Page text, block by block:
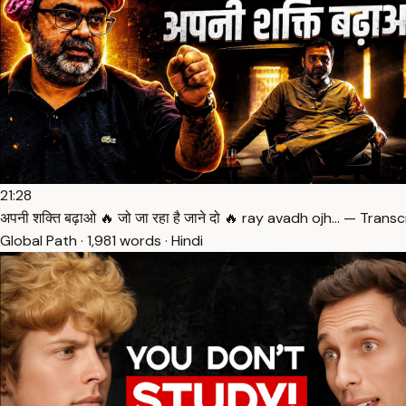
21:28
अपनी शक्ति बढ़ाओ 🔥 जो जा रहा है जाने दो 🔥 ray avadh ojh… —
Global Path · 1,981 words · Hindi